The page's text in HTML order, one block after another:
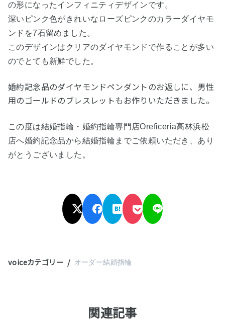
の形になったインフィニティデザインです。
深いピンク色がきれいなローズピンクのカラーダイヤモ
ンドを7石留めました。
このデザインはクリアのダイヤモンドで作ることが多い
のでとても新鮮でした。
婚約記念品のダイヤモンドペンダントのお返しに、男性
用のゴールドのブレスレットもお作りいただきました。
この度は結婚指輪・婚約指輪専門店Oreficeria高林浜松
店へ婚約記念品から結婚指輪までご依頼いただき、あり
がとうございました。
voiceカテゴリー オーダー結婚指輪
関連記事